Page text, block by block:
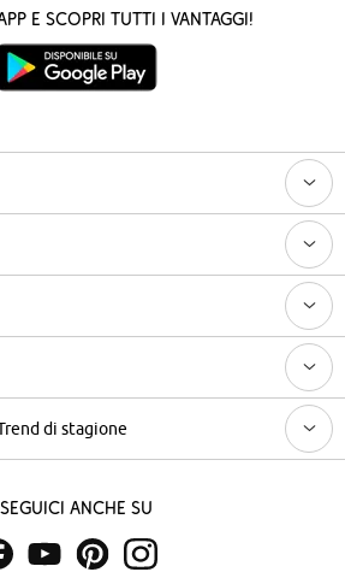
e scopri tutti i vantaggi!
di stagione
Seguici anche su